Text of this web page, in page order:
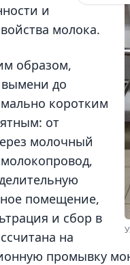
и
молока.
образом,
до
коротким
от
молочный
помещение,
и сбор в
на
промывку